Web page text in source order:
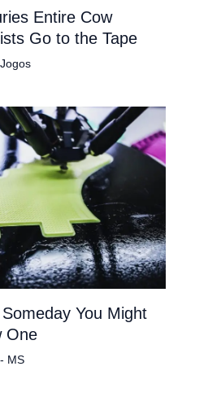
Entire Cow
Go to the Tape
Jogos
You Might
One
MS